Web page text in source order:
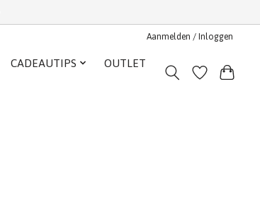
Aanmelden / Inloggen
CADEAUTIPS
OUTLET